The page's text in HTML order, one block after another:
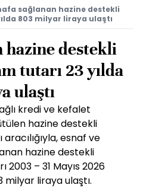
sağlanan hazine destekli
803 milyar liraya ulaştı
hazine destekli
tutarı 23 yılda
ulaştı
kredi ve kefalet
hazine destekli
esnaf ve
hazine destekli
– 31 Mayıs 2026
milyar liraya ulaştı.